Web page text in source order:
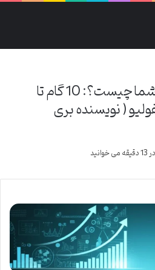
خلاصه کتاب و شغل شما چیست؟: 10 گام تا
( نویسنده بری